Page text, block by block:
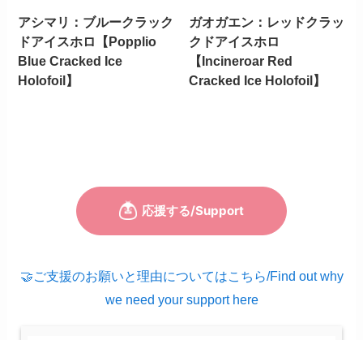
アシマリ：ブルークラック
ドアイスホロ【Popplio
Blue Cracked Ice
Holofoil】
ガオガエン：レッドクラッ
クドアイスホロ
【Incineroar Red
Cracked Ice Holofoil】
🤝ご支援のお願いと理由についてはこちら/Find out why
we need your support here